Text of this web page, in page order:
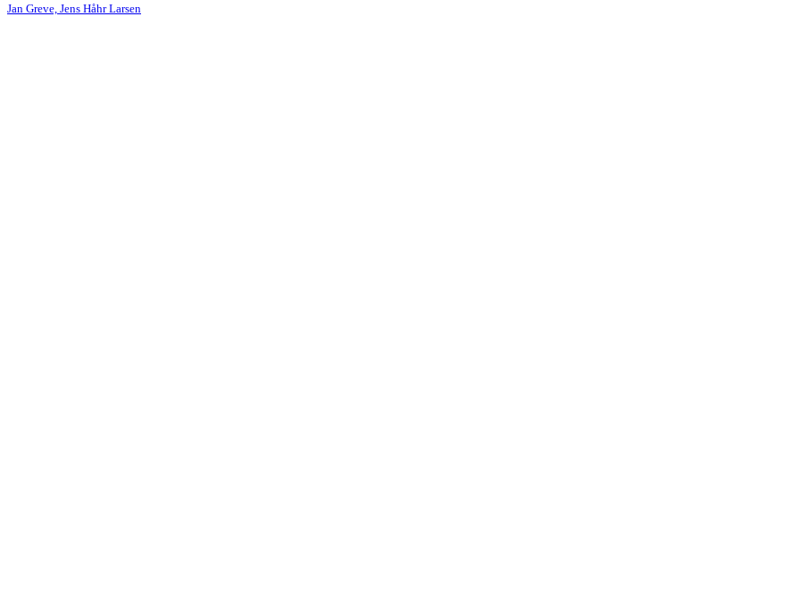
Jan Greve, Jens Håhr Larsen